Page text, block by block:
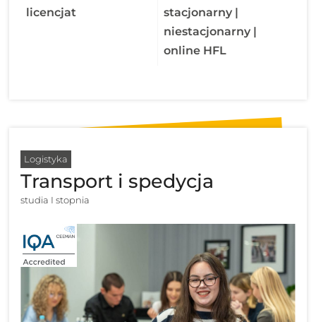
licencjat
stacjonarny |
niestacjonarny |
online HFL
Logistyka
Transport i spedycja
studia I stopnia